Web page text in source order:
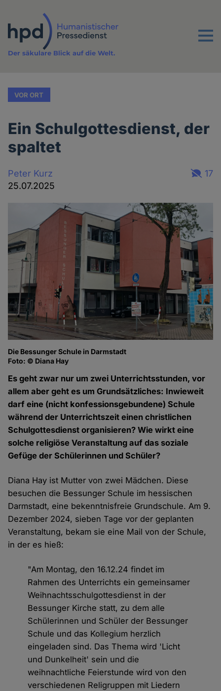
Inhalt
Menu
Der säkulare Blick auf die Welt.
VOR ORT
Ein Schulgottesdienst, der
spaltet
Peter Kurz
25.07.2025
17
Die Bessunger Schule in Darmstadt
Foto: © Diana Hay
Es geht zwar nur um zwei Unterrichtsstunden, vor
allem aber geht es um Grundsätzliches: Inwieweit
darf eine (nicht konfessionsgebundene) Schule
während der Unterrichtszeit einen christlichen
Schulgottesdienst organisieren? Wie wirkt eine
solche religiöse Veranstaltung auf das soziale
Gefüge der Schülerinnen und Schüler?
Diana Hay ist Mutter von zwei Mädchen. Diese
besuchen die Bessunger Schule im hessischen
Darmstadt, eine bekenntnisfreie Grundschule. Am 9.
Dezember 2024, sieben Tage vor der geplanten
Veranstaltung, bekam sie eine Mail von der Schule,
in der es hieß:
"Am Montag, den 16.12.24 findet im
Rahmen des Unterrichts ein gemeinsamer
Weihnachtsschulgottesdienst in der
Bessunger Kirche statt, zu dem alle
Schülerinnen und Schüler der Bessunger
Schule und das Kollegium herzlich
eingeladen sind. Das Thema wird 'Licht
und Dunkelheit' sein und die
weihnachtliche Feierstunde wird von den
verschiedenen Religruppen mit Liedern